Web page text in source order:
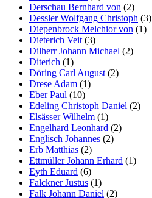
Derschau Bernhard von (2)
Dessler Wolfgang Christoph (3)
Diepenbrock Melchior von (1)
Dieterich Veit (3)
Dilherr Johann Michael (2)
Diterich (1)
Döring Carl August (2)
Drese Adam (1)
Eber Paul (10)
Edeling Christoph Daniel (2)
Elsässer Wilhelm (1)
Engelhard Leonhard (2)
Englisch Johannes (2)
Erb Matthias (2)
Ettmüller Johann Erhard (1)
Eyth Eduard (6)
Falckner Justus (1)
Falk Johann Daniel (2)